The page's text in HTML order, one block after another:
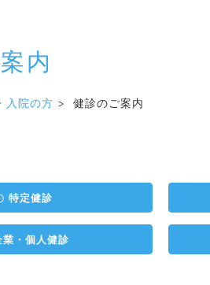
内
入院の方 > 健診のご案内
特定健診
業・個人健診